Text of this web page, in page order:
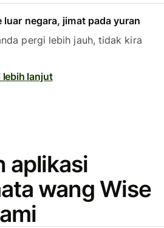
luar negara, jimat pada yuran
pergi lebih jauh, tidak kira
lebih lanjut
aplikasi
wang Wise